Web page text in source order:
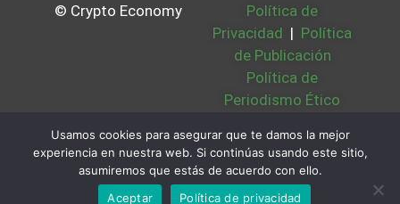
© Crypto Economy
Política de
Privacidad | Política
de Publicación
Política de
Periodismo Ético
Bases Legales |
Partners | Sobre
Nosotros
Usamos cookies para asegurar que te damos la mejor
experiencia en nuestra web. Si continúas usando este sitio,
asumiremos que estás de acuerdo con ello.
Aceptar
Política de privacidad